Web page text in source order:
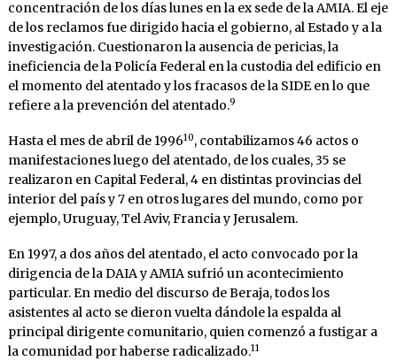
concentración de los días lunes en la ex sede de la AMIA. El eje
de los reclamos fue dirigido hacia el gobierno, al Estado y a la
investigación. Cuestionaron la ausencia de pericias, la
ineficiencia de la Policía Federal en la custodia del edificio en
el momento del atentado y los fracasos de la SIDE en lo que
refiere a la prevención del atentado.9
Hasta el mes de abril de 199610, contabilizamos 46 actos o
manifestaciones luego del atentado, de los cuales, 35 se
realizaron en Capital Federal, 4 en distintas provincias del
interior del país y 7 en otros lugares del mundo, como por
ejemplo, Uruguay, Tel Aviv, Francia y Jerusalem.
En 1997, a dos años del atentado, el acto convocado por la
dirigencia de la DAIA y AMIA sufrió un acontecimiento
particular. En medio del discurso de Beraja, todos los
asistentes al acto se dieron vuelta dándole la espalda al
principal dirigente comunitario, quien comenzó a fustigar a
la comunidad por haberse radicalizado.11